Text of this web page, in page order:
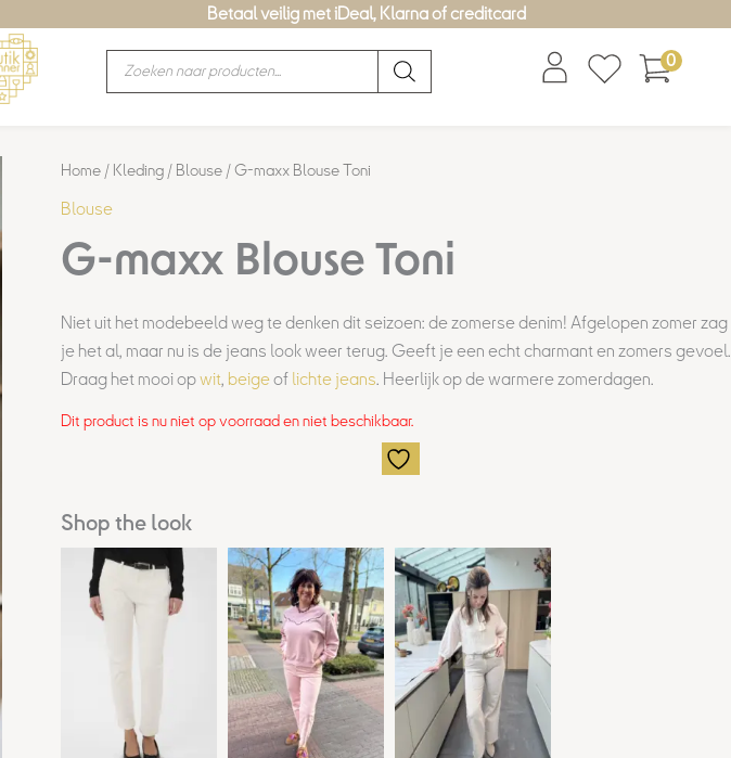
Betaal veilig met iDeal, Klarna of creditcard
Producten
zoeken
0
Home/ Kleding/ Blouse/ G-maxx Blouse Toni
Blouse
G-maxx Blouse Toni
Niet uit het modebeeld weg te denken dit seizoen: de zomerse denim! Afgelopen zomer zag
je het al, maar nu is de jeans look weer terug. Geeft je een echt charmant en zomers gevoel.
Draag het mooi opwit, beigeof lichte jeans. Heerlijk op de warmere zomerdagen.
Dit product is nu niet op voorraad en niet beschikbaar.
Shop the look
Oorspronkelijke
prijs
was:
€89,95.
Huidige
prijs
is:
€45,00.